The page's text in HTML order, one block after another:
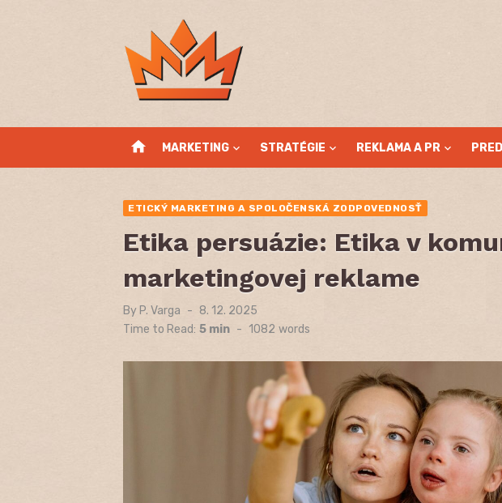
home MARKETING STRATÉGIE REKLAMA A PR
ETICKÝ MARKETING A SPOLOČENSKÁ ZODPOVEDNOSŤ
Etika persuázie: Etika v
marketingovej reklame
By P. Varga
Posted
on
8. 12. 2025
Time to Read: 5 min - 1082 words